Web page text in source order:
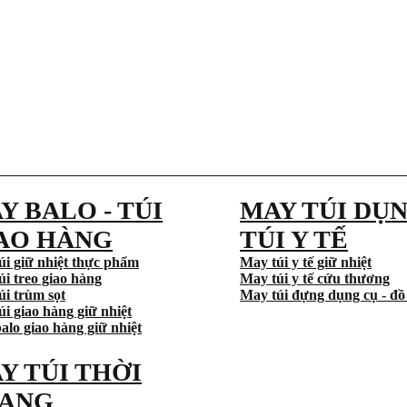
BALO - TÚI
HÀNG
giữ nhiệt thực phẩm
treo giao hàng
trùm sọt
giao hàng giữ nhiệt
giao hàng giữ nhiệt
MAY TÚI
TÚI Y TẾ
May túi y tế giữ nhiệt
May túi y tế cứu thương
May túi đựng dụng cụ - đồ
TÚI THỜI